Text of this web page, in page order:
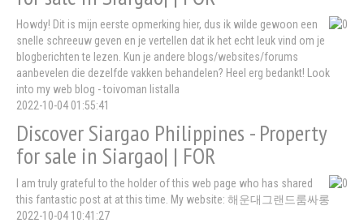
Howdy! Dit is mijn eerste opmerking hier, dus ik wilde gewoon een
snelle schreeuw geven en je vertellen dat ik het echt leuk vind om je
blogberichten te lezen. Kun je andere blogs/websites/forums
aanbevelen die dezelfde vakken behandelen? Heel erg bedankt! Look
into my web blog - toivoman listalla
2022-10-04 01:55:41
Discover Siargao Philippines - Property
for sale in Siargao| | FOR
I am truly grateful to the holder of this web page who has shared
this fantastic post at at this time. My website: 해운대그랜드룸싸롱
2022-10-04 10:41:27